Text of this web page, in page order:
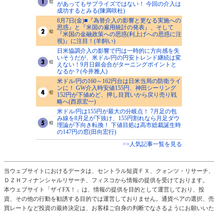
があってもサプライズではない！ 今回の介入は
成功するとみる(陳満咲杜)
8月7日(金)■『為替介入の影響と更なる実施への
思惑』と『米国の雇用統計の発表』、そして
『米国の金融政策への思惑(利上げへの思惑に注
視)』に注目！(羊飼い)
日米協調介入の影響で円は一時的に方向感を失
いそうだが、米ドル/円の円安トレンド継続は変
えない！9月日銀会合がターニングポイントと
なるか？(今井雅人)
米ドル/円の160～162円台は日米当局の防衛ライ
ンに！ GW介入時安値155円、神田シーリング
152円が下値めど、押し目買いから戻り売り戦
略へ(西原宏一)
米ドル/円は155円が最大の分岐点！ 7月足の包
み線を8月足が下抜け、155円割れなら月足ダウ
理論が下向き転換！ 下値目処は高市総裁誕生時
の147円の窓(田向宏行)
>>人気記事一覧を見る
当ウェブサイトにおけるデータは、セントラル短資ＦＸ、クォンツ・リサーチ、
ＤＺＨフィナンシャルリサーチ、フィスコから情報の提供を受けております。
本ウェブサイト「ザイFX！」は、情報の提供を目的として運営しており、投
資、その他の行動を勧誘する目的では運営しておりません。通貨ペアの選択、売
買レートなど投資の最終決定は、お客様ご自身の判断でなさるようにお願いいた